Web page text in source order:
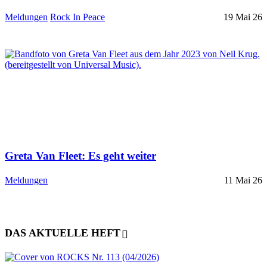
Meldungen Rock In Peace 19 Mai 26
Greta Van Fleet: Es geht weiter
Meldungen 11 Mai 26
DAS AKTUELLE HEFT